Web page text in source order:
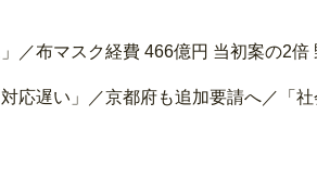
布マスク経費 466億円 当初案の2倍
応遅い」／京都府も追加要請へ／「